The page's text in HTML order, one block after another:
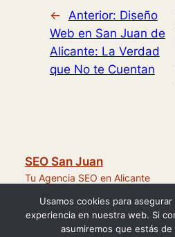
← Anterior: Diseño
Web en San Juan de
Alicante: La Verdad
que No te Cuentan
SEO San Juan
Tu Agencia SEO en Alicante
© 2025 SEO San Juan
Usamos cookies para
experiencia en nuestra web. Si
asumiremos que estás